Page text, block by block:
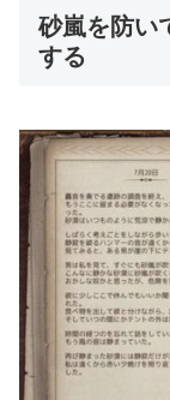
砂嵐を防い
する